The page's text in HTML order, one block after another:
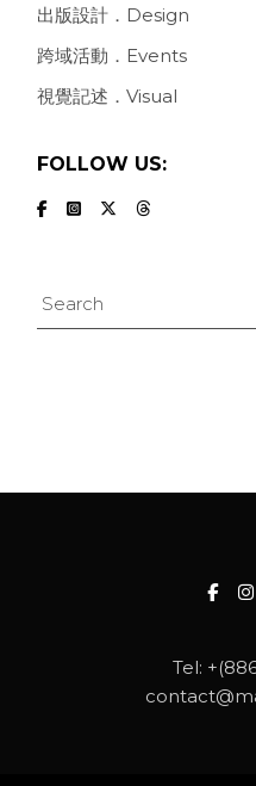
出版設計．Design
跨域活動．Events
視覺記述．Visual
FOLLOW US:
Search
Tel: